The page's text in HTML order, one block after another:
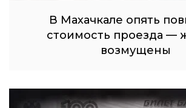
В Махачкале опять
стоимость проезда —
возмущены